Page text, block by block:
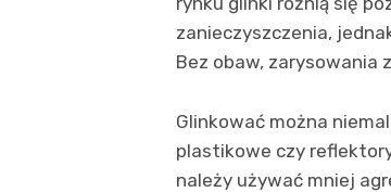
zanieczyszczenia,
Bez obaw, zarysowania
Glinkować można
plastikowe czy
należy używać mniej